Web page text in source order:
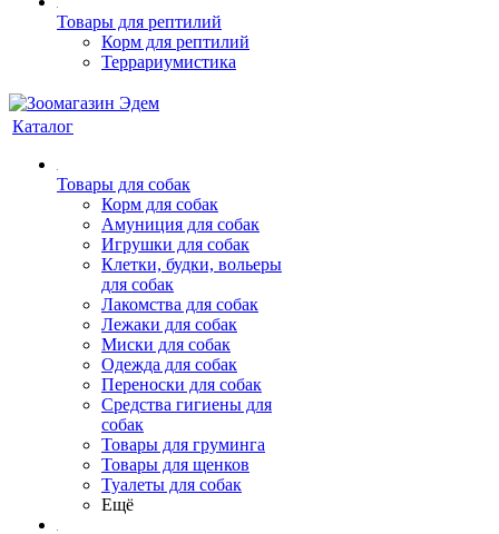
Товары для рептилий
Корм для рептилий
Террариумистика
Каталог
Товары для собак
Корм для собак
Амуниция для собак
Игрушки для собак
Клетки, будки, вольеры
для собак
Лакомства для собак
Лежаки для собак
Миски для собак
Одежда для собак
Переноски для собак
Средства гигиены для
собак
Товары для груминга
Товары для щенков
Туалеты для собак
Ещё